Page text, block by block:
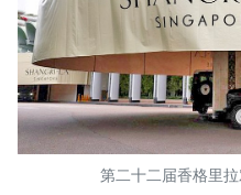
第二十二届香格里拉